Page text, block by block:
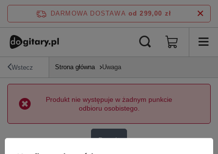
DARMOWA DOSTAWA od 299,00 zł
Wstecz Strona główna Uwaga
Produkt nie występuje w żadnym punkcie
odbioru osobistego.
Powrót